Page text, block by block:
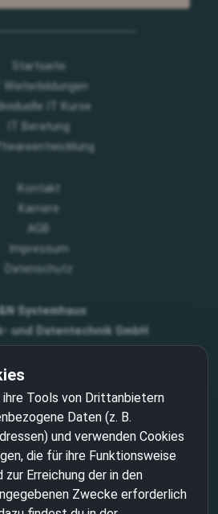
Startseite
Weiterbildungen
IT Kurse
IT Beratung
Kontakt
Karriere
AGB
Impressum
Datenschutz
Systemhaus
und Datentechnik GmbH
Rostock
+49 381 24 29 29
Zertifizierungsagentur
Tools von Drittanbietern
Daten (z. B.
und verwenden Cookies
die für ihre Funktionsweise
Erreichung der in den
Zwecke erforderlich